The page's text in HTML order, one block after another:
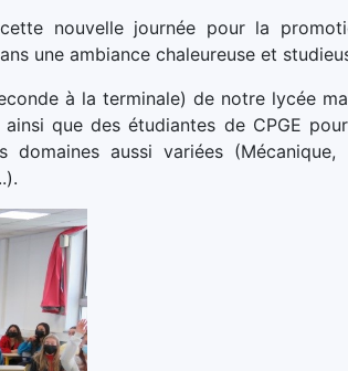
nouvelle journée pour la
une ambiance chaleureuse et
à la terminale) de notre lycée
que des étudiantes de CPGE
aussi variées (Mécanique,